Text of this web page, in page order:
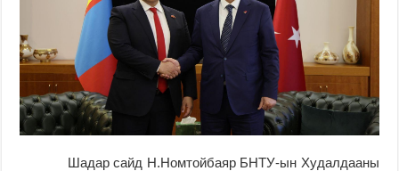
Шадар сайд Н.Номтойбаяр БНТУ-ын Худалдааны